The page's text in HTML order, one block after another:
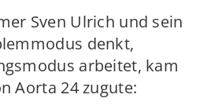
Sven Ulrich und sein
denkt,
arbeitet, kam
Aorta 24 zugute: